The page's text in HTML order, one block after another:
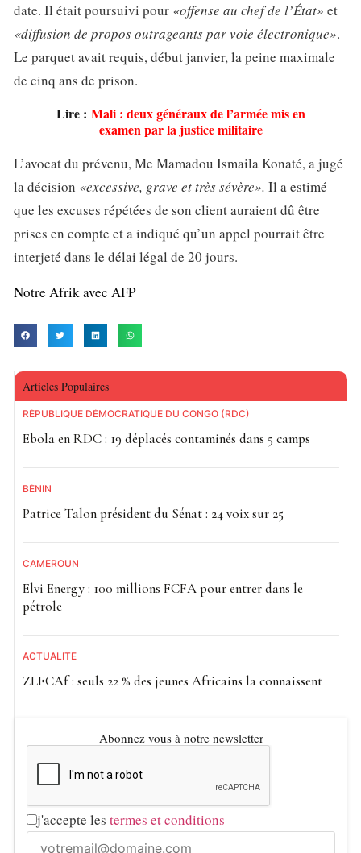
date. Il était poursuivi pour «offense au chef de l’État» et
«diffusion de propos outrageants par voie électronique».
Le parquet avait requis, début janvier, la peine maximale
de cinq ans de prison.
Lire : Mali : deux généraux de l’armée mis en
examen par la justice militaire
L’avocat du prévenu, Me Mamadou Ismaila Konaté, a jugé
la décision «excessive, grave et très sévère». Il a estimé
que les excuses répétées de son client auraient dû être
prises en compte et a indiqué qu’un appel pourrait être
interjeté dans le délai légal de 20 jours.
Notre Afrik avec AFP
Articles Populaires
RÉPUBLIQUE DÉMOCRATIQUE DU CONGO (RDC)
Ebola en RDC : 19 déplacés contaminés dans 5 camps
BÉNIN
Patrice Talon président du Sénat : 24 voix sur 25
CAMEROUN
Elvi Energy : 100 millions FCFA pour entrer dans le
pétrole
ACTUALITE
ZLECAf : seuls 22 % des jeunes Africains la connaissent
Abonnez vous à notre newsletter
j'accepte les termes et conditions